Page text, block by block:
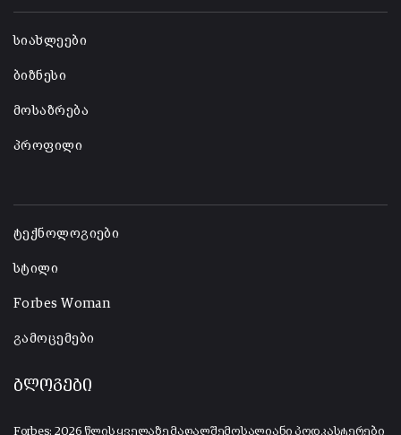
სიახლეები
ბიზნესი
მოსაზრება
პროფილი
ტექნოლოგიები
სტილი
Forbes Woman
გამოცემები
ბლოგები
Forbes: 2026 წლის ყველაზე მაღალშემოსალიანი პოდკასტერები